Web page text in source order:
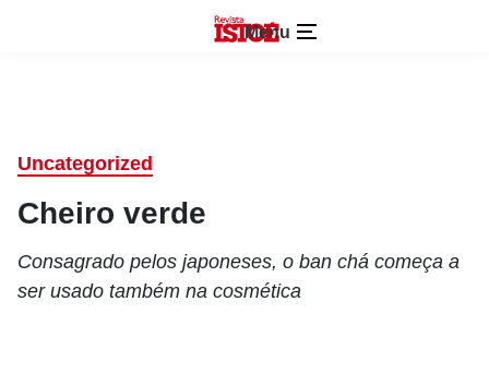
Menu
Uncategorized
Cheiro verde
Consagrado pelos japoneses, o ban chá começa a
ser usado também na cosmética